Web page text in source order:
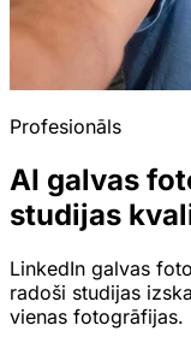
Profesionāls
AI galvas
studijas
LinkedIn galvas
radoši studijas
vienas fotogrāfijas.